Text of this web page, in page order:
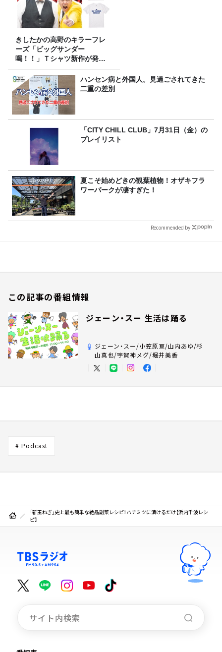
きしたかの高野のキラーフレ
ーズ「ビッグサンダー
喝！！」Ｔシャツ新作が発売
決定！
ハンセン病と外国人。見過ごされてきた
二重の差別
「CITY CHILL CLUB」7月31日（金）の
プレイリスト
夏こそ始めどきの観葉植物！オザキフラ
ワーパークが凄すぎた！
Recommended by
この記事の番組情報
ジェーン・スー 生活は踊る
ジェーン・スー/小笠原亘/山内あゆ/杉
山真也/宇賀神メグ/堀井美香
# Podcast
「新玉ねぎ」史上最も簡単な絶品副菜レシピ！ハチミツに漬けるだけ【浜内千波レシ
ピ】